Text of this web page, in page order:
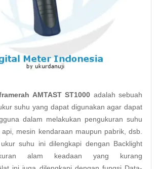
AMTAST ST1000 adalah sebuah
suhu yang dapat digunakan agar dapat
dalam melakukan pengukuran suhu
mesin kendaraan maupun pabrik, dsb.
suhu ini dilengkapi dengan Backlight
alam keadaan yang kurang